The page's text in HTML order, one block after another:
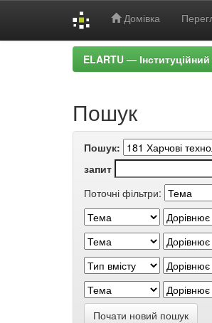
Домівка
ELARTU —
Пошук
Пошук:
запит
Поточні фільтри:
Почати новий пошук